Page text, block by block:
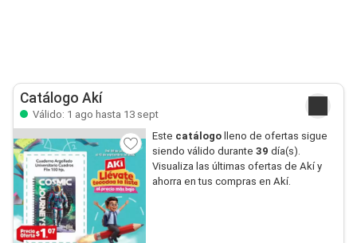
Catálogo Akí
Válido: 1 ago hasta 13 sept
Este catálogo lleno de ofertas sigue
siendo válido durante 39 día(s).
Visualiza las últimas ofertas de Akí y
ahorra en tus compras en Akí.